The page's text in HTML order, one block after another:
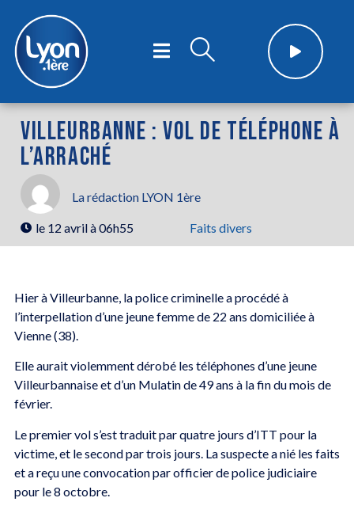
VILLEURBANNE : VOL DE TÉLÉPHONE À
L’ARRACHÉ
La rédaction LYON 1ère
le 12 avril à 06h55 Faits divers
Hier à Villeurbanne, la police criminelle a procédé à
l’interpellation d’une jeune femme de 22 ans domiciliée à
Vienne (38).
Elle aurait violemment dérobé les téléphones d’une jeune
Villeurbannaise et d’un Mulatin de 49 ans à la fin du mois de
février.
Le premier vol s’est traduit par quatre jours d’ITT pour la
victime, et le second par trois jours. La suspecte a nié les faits
et a reçu une convocation par officier de police judiciaire
pour le 8 octobre.